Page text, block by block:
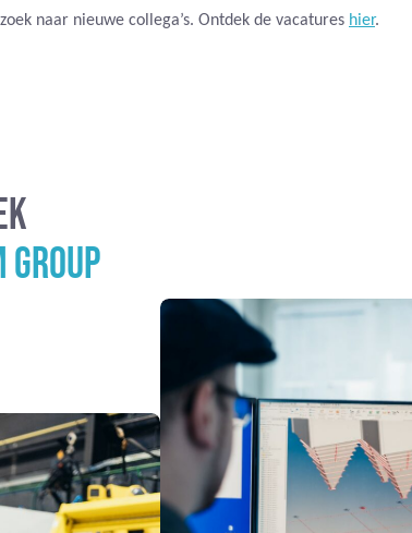
naar nieuwe collega’s. Ontdek de vacatures hier.